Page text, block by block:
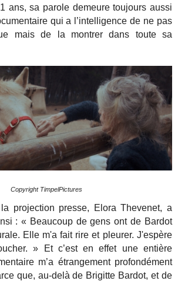
ans, sa parole demeure toujours aussi
qui a l’intelligence de ne pas
mais de la montrer dans toute sa
Copyright TimpelPictures
projection presse, Elora Thevenet, a
: « Beaucoup de gens ont de Bardot
Elle m'a fait rire et pleurer. J'espère
» Et c’est en effet une entière
m’a étrangement profondément
que, au-delà de Brigitte Bardot, et de